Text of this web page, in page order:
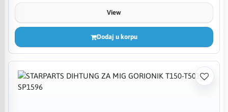
View
Dodaj u korpu